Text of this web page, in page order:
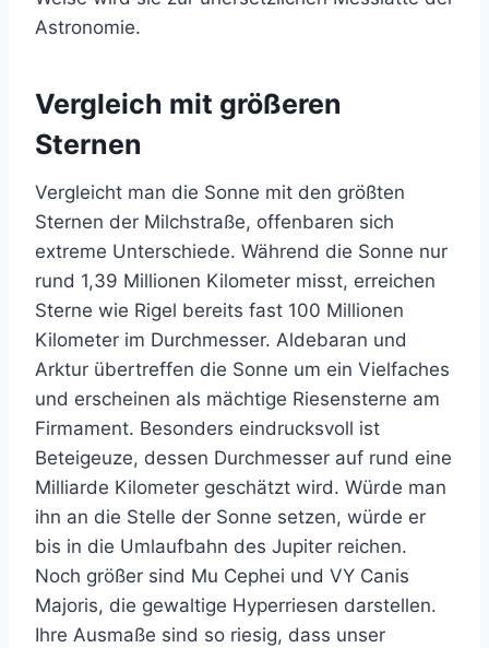
Astronomie.
Vergleich mit größeren
Sternen
Vergleicht man die Sonne mit den größten
Sternen der Milchstraße, offenbaren sich
extreme Unterschiede. Während die Sonne nur
rund 1,39 Millionen Kilometer misst, erreichen
Sterne wie Rigel bereits fast 100 Millionen
Kilometer im Durchmesser. Aldebaran und
Arktur übertreffen die Sonne um ein Vielfaches
und erscheinen als mächtige Riesensterne am
Firmament. Besonders eindrucksvoll ist
Beteigeuze, dessen Durchmesser auf rund eine
Milliarde Kilometer geschätzt wird. Würde man
ihn an die Stelle der Sonne setzen, würde er
bis in die Umlaufbahn des Jupiter reichen.
Noch größer sind Mu Cephei und VY Canis
Majoris, die gewaltige Hyperriesen darstellen.
Ihre Ausmaße sind so riesig, dass unser